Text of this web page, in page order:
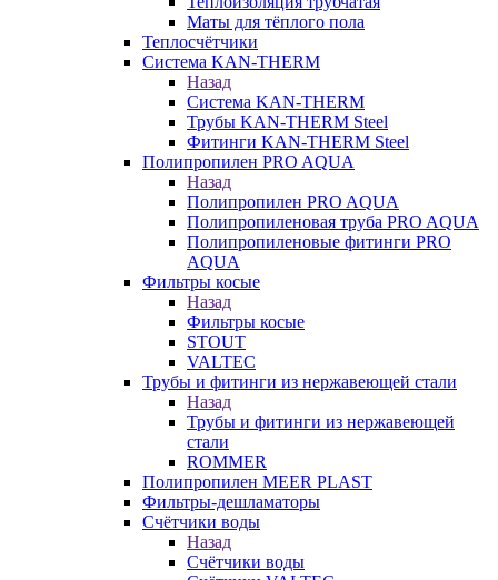
Маты для тёплого пола
Теплосчётчики
Система KAN-THERM
Назад
Система KAN-THERM
Трубы KAN-THERM Steel
Фитинги KAN-THERM Steel
Полипропилен PRO AQUA
Назад
Полипропилен PRO AQUA
Полипропиленовая труба PRO AQUA
Полипропиленовые фитинги PRO
AQUA
Фильтры косые
Назад
Фильтры косые
STOUT
VALTEC
Трубы и фитинги из нержавеющей стали
Назад
Трубы и фитинги из нержавеющей
стали
ROMMER
Полипропилен MEER PLAST
Фильтры-дешламаторы
Счётчики воды
Назад
Счётчики воды